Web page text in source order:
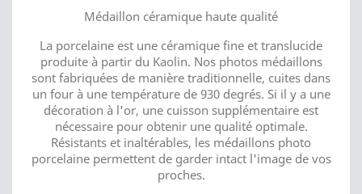
Médaillon céramique haute qualité
La porcelaine est une céramique fine et translucide
produite à partir du Kaolin. Nos photos médaillons
sont fabriquées de manière traditionnelle, cuites dans
un four à une température de 930 degrés. Si il y a une
décoration à l'or, une cuisson supplémentaire est
nécessaire pour obtenir une qualité optimale.
Résistants et inaltérables, les médaillons photo
porcelaine permettent de garder intact l'image de vos
proches.